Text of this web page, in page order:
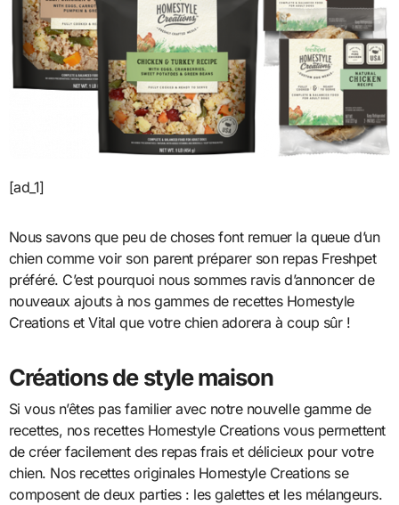
[ad_1]
Nous savons que peu de choses font remuer la queue d’un
chien comme voir son parent préparer son repas Freshpet
préféré. C’est pourquoi nous sommes ravis d’annoncer de
nouveaux ajouts à nos gammes de recettes Homestyle
Creations et Vital que votre chien adorera à coup sûr !
Créations de style maison
Si vous n’êtes pas familier avec notre nouvelle gamme de
recettes, nos recettes Homestyle Creations vous permettent
de créer facilement des repas frais et délicieux pour votre
chien. Nos recettes originales Homestyle Creations se
composent de deux parties : les galettes et les mélangeurs.